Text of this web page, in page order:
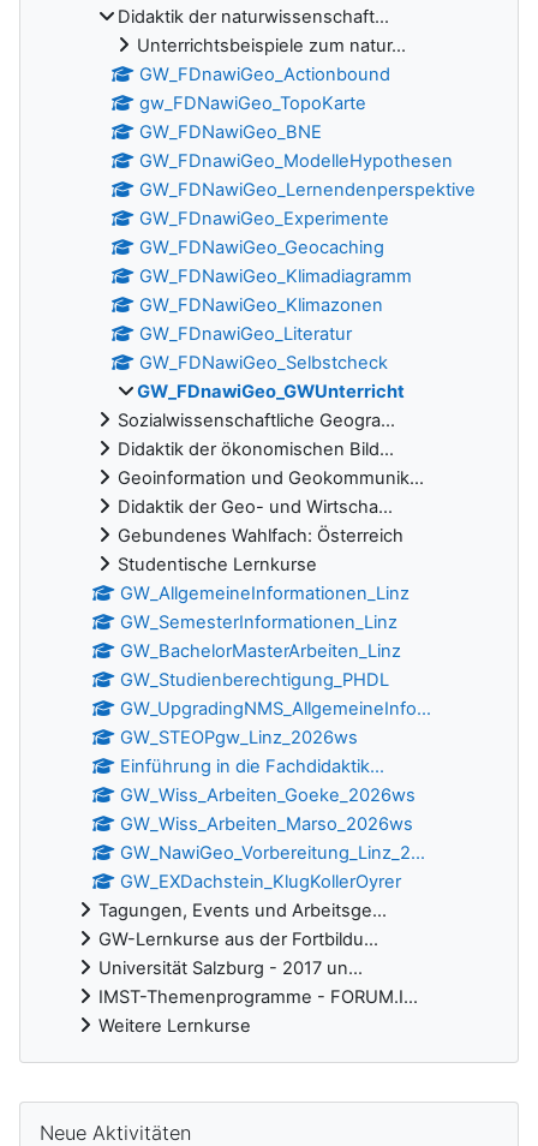
Didaktik der naturwissenschaft...
Unterrichtsbeispiele zum natur...
GW_FDnawiGeo_Actionbound
gw_FDNawiGeo_TopoKarte
GW_FDNawiGeo_BNE
GW_FDnawiGeo_ModelleHypothesen
GW_FDNawiGeo_Lernendenperspektive
GW_FDnawiGeo_Experimente
GW_FDNawiGeo_Geocaching
GW_FDNawiGeo_Klimadiagramm
GW_FDNawiGeo_Klimazonen
GW_FDnawiGeo_Literatur
GW_FDNawiGeo_Selbstcheck
GW_FDnawiGeo_GWUnterricht
Sozialwissenschaftliche Geogra...
Didaktik der ökonomischen Bild...
Geoinformation und Geokommunik...
Didaktik der Geo- und Wirtscha...
Gebundenes Wahlfach: Österreich
Studentische Lernkurse
GW_AllgemeineInformationen_Linz
GW_SemesterInformationen_Linz
GW_BachelorMasterArbeiten_Linz
GW_Studienberechtigung_PHDL
GW_UpgradingNMS_AllgemeineInfo...
GW_STEOPgw_Linz_2026ws
Einführung in die Fachdidaktik...
GW_Wiss_Arbeiten_Goeke_2026ws
GW_Wiss_Arbeiten_Marso_2026ws
GW_NawiGeo_Vorbereitung_Linz_2...
GW_EXDachstein_KlugKollerOyrer
Tagungen, Events und Arbeitsge...
GW-Lernkurse aus der Fortbildu...
Universität Salzburg - 2017 un...
IMST-Themenprogramme - FORUM.I...
Weitere Lernkurse
Ergänzungsblöcke
Neue Aktivitäten